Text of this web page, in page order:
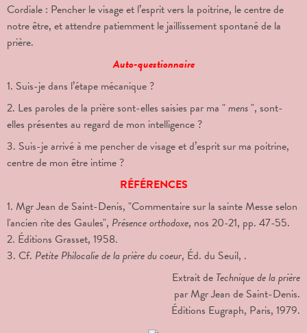
Cordiale : Pencher le visage et l’esprit vers la poitrine, le centre de
notre être, et attendre patiemment le jaillissement spontané de la
prière.
Auto-questionnaire
1. Suis-je dans l’étape mécanique ?
2. Les paroles de la prière sont-elles saisies par ma "mens", sont-
elles présentes au regard de mon intelligence ?
3. Suis-je arrivé à me pencher de visage et d’esprit sur ma poitrine,
centre de mon être intime ?
RÉFÉRENCES
1. Mgr Jean de Saint-Denis, "Commentaire sur la sainte Messe selon
l'ancien rite des Gaules", Présence orthodoxe, nos 20-21, pp. 47-55.
2. Éditions Grasset, 1958.
3. Cf. Petite Philocalie de la prière du coeur, Éd. du Seuil, .
Extrait de Technique de la prière
par Mgr Jean de Saint-Denis.
Éditions Eugraph, Paris, 1979.